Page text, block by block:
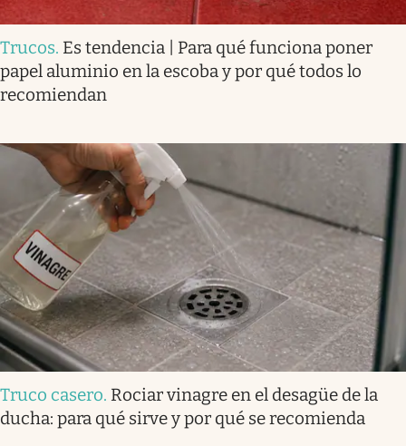
Trucos. Es tendencia | Para qué funciona poner
papel aluminio en la escoba y por qué todos lo
recomiendan
Truco casero. Rociar vinagre en el desagüe de la
ducha: para qué sirve y por qué se recomienda